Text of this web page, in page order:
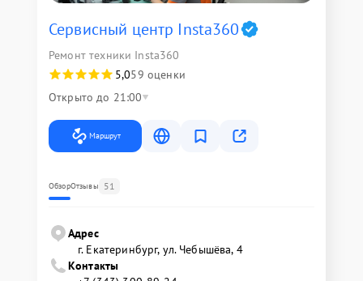
Сервисный центр Insta360
Ремонт техники Insta360
5,059 оценки
Открыто до 21:00
Маршрут
ОбзорОтзывы 51
Адрес
г. Екатеринбург, ул. Чебышёва, 4
Контакты